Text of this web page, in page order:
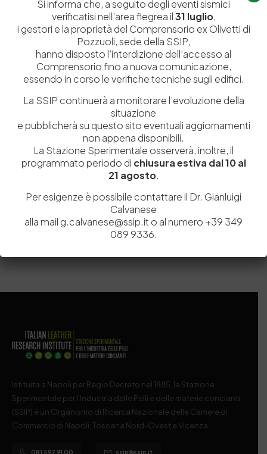
contrassegnati *
Salva il mio nome, email e sito web in questo browser per la
prossima volta che commento.
Istituita a Napoli per Regio Decreto nel 1885, la Stazione
Sperimentale per l’Industria delle Pelli e delle materie concianti
(SSIP) è un Organismo di Ricerca Nazionale delle Camere di
Commercio di Napoli, Toscana Nord-Ovest e Vicenza.
081 597 91 00 ssip@ssip.it
Si informa che, a seguito degli eventi sismici
verificatisi nell’area flegrea il31 luglio,
i gestori e la proprietà del Comprensorio ex Olivetti di
Pozzuoli, sede della SSIP,
hanno disposto l’interdizione dell’accesso al
Comprensorio fino a nuova comunicazione,
essendo in corso le verifiche tecniche sugli edifici.
La SSIP continuerà a monitorare l’evoluzione della
situazione
e pubblicherà su questo sito eventuali aggiornamenti
non appena disponibili.
La Stazione Sperimentale osserverà, inoltre, il
programmato periodo di chiusura estiva dal 10 al
21 agosto.
Per esigenze è possibile contattare il Dr. Gianluigi
Calvanese
alla mail g.calvanese@ssip.it o al numero +39 349
089 9336.